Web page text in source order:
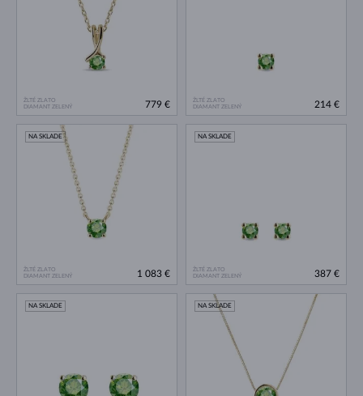
ŽLTÉ ZLATO
DIAMANT ZELENÝ
779 €
ŽLTÉ ZLATO
DIAMANT ZELENÝ
214 €
ŽLTÉ ZLATO
DIAMANT ZELENÝ
NA SKLADE
1 083 €
ŽLTÉ ZLATO
DIAMANT ZELENÝ
NA SKLADE
387 €
NA SKLADE NA SKLADE